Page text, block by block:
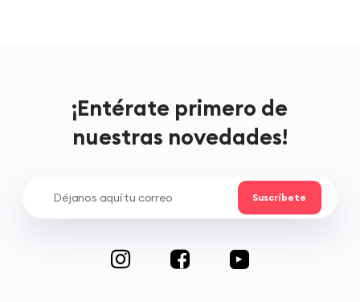
¡Entérate primero de
nuestras novedades!